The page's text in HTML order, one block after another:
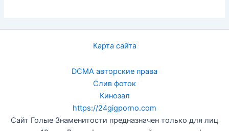
Карта сайта
DCMA авторские права
Слив фоток
Кинозал
https://24gigporno.com
Сайт Голые Знаменитости предназначен только для лиц